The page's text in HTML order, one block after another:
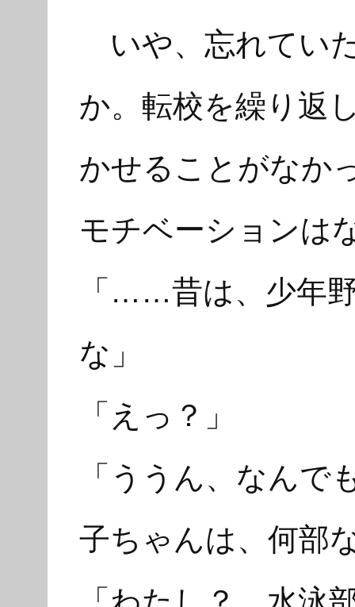
いや、忘れてい
か。転校を繰り返
かせることがなか
モチベーションは
「……昔は、少年
な」
「えっ？」
「ううん、なん
子ちゃんは、何部